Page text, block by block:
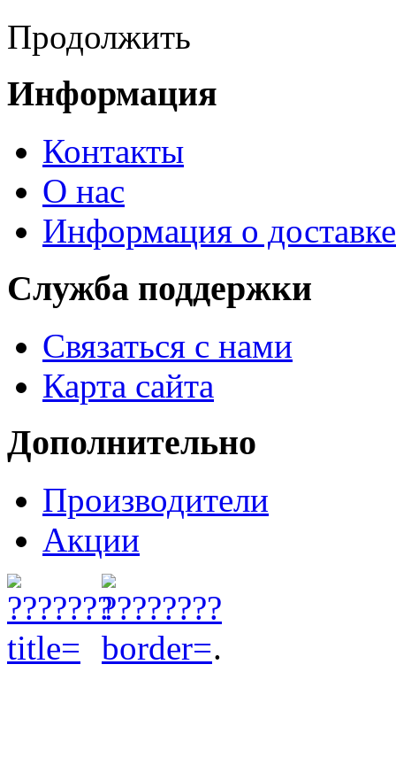
Продолжить
Информация
Контакты
О нас
Информация о доставке
Служба поддержки
Связаться с нами
Карта сайта
Дополнительно
Производители
Акции
.